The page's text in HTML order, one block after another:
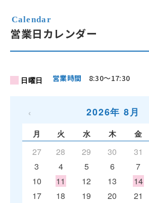
営業日カレンダー
営業時間 8:30〜17:30
‹ 2026年 8月
月 火 水 木 金
27 28 29 30 31
3
4 5 6 7
10
11 12 13 14
17
18 19 20 21
日曜日